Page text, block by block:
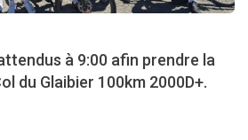
à 9:00 afin prendre la
du Glaibier 100km 2000D+.